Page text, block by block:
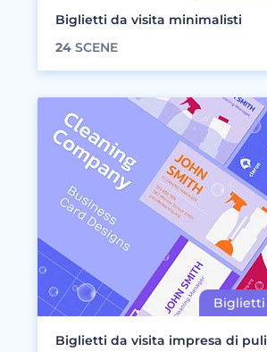
Biglietti da visita minimalisti
24 SCENE
Biglietti da visita impresa di